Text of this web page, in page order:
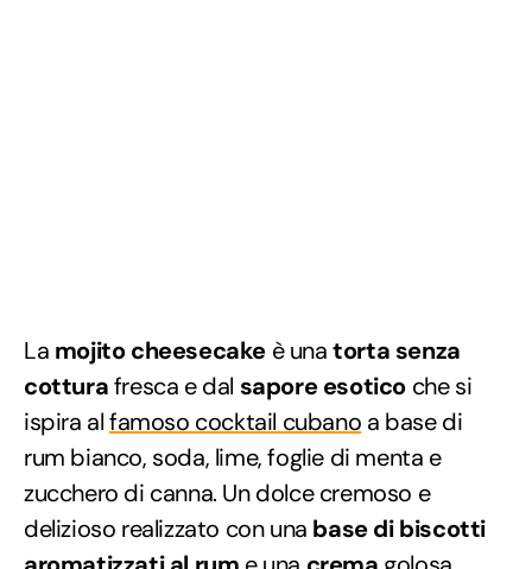
La mojito cheesecake è unatorta senza
cotturafresca e dal sapore esotico che si
ispira alfamoso cocktail cubano a base di
rum bianco, soda, lime, foglie di menta e
zucchero di canna. Un dolce cremoso e
delizioso realizzato con una base di biscotti